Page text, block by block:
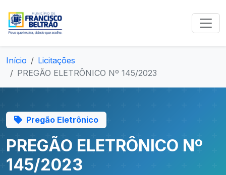
Início
Licitações
PREGÃO ELETRÔNICO Nº 145/2023
Pregão Eletrônico
PREGÃO ELETRÔNICO Nº
145/2023